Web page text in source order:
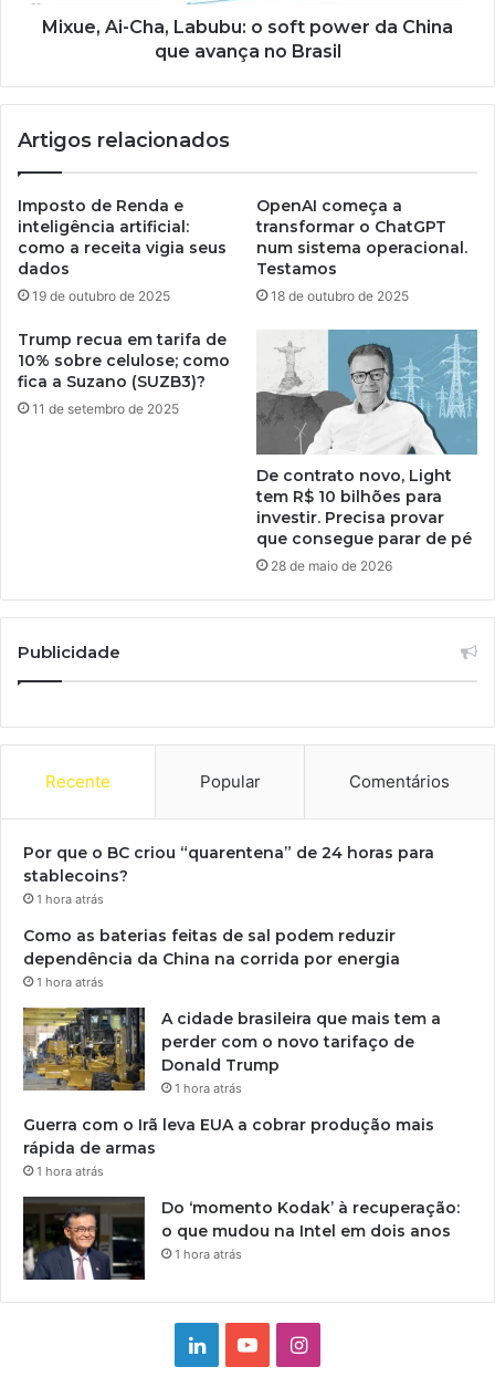
Mixue, Ai-Cha, Labubu: o soft power da China
que avança no Brasil
Artigos relacionados
Imposto de Renda e
inteligência artificial:
como a receita vigia seus
dados
19 de outubro de 2025
OpenAI começa a
transformar o ChatGPT
num sistema operacional.
Testamos
18 de outubro de 2025
Trump recua em tarifa de
10% sobre celulose; como
fica a Suzano (SUZB3)?
11 de setembro de 2025
De contrato novo, Light
tem R$ 10 bilhões para
investir. Precisa provar
que consegue parar de pé
28 de maio de 2026
Publicidade
Recente Popular Comentários
Por que o BC criou “quarentena” de 24 horas para
stablecoins?
1 hora atrás
Como as baterias feitas de sal podem reduzir
dependência da China na corrida por energia
1 hora atrás
A cidade brasileira que mais tem a
perder com o novo tarifaço de
Donald Trump
1 hora atrás
Guerra com o Irã leva EUA a cobrar produção mais
rápida de armas
1 hora atrás
Do ‘momento Kodak’ à recuperação:
o que mudou na Intel em dois anos
1 hora atrás
LinkedinYouTubeInstagram